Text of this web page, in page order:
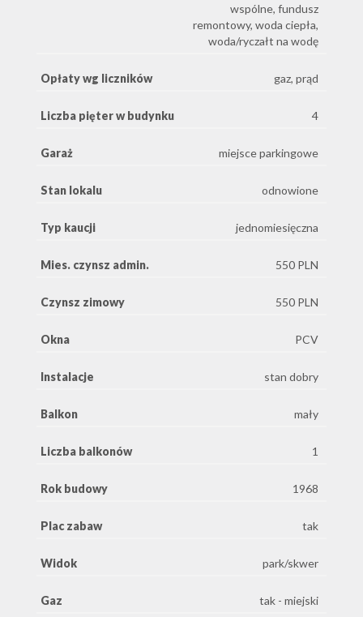
wspólne, fundusz
remontowy, woda ciepła,
woda/ryczałt na wodę
Opłaty wg liczników gaz, prąd
Liczba pięter w budynku 4
Garaż miejsce parkingowe
Stan lokalu odnowione
Typ kaucji jednomiesięczna
Mies. czynsz admin. 550 PLN
Czynsz zimowy 550 PLN
Okna PCV
Instalacje stan dobry
Balkon mały
Liczba balkonów 1
Rok budowy 1968
Plac zabaw tak
Widok park/skwer
Gaz tak - miejski